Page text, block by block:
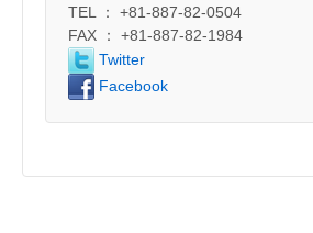
TEL ： +81-887-82-0504
FAX ： +81-887-82-1984
Twitter
Facebook